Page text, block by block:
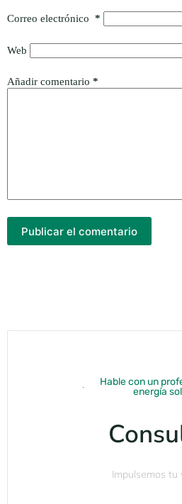
Correo electrónico *
Web
Añadir comentario *
Publicar el comentario
Hable con un
energía
Impulsemos tu